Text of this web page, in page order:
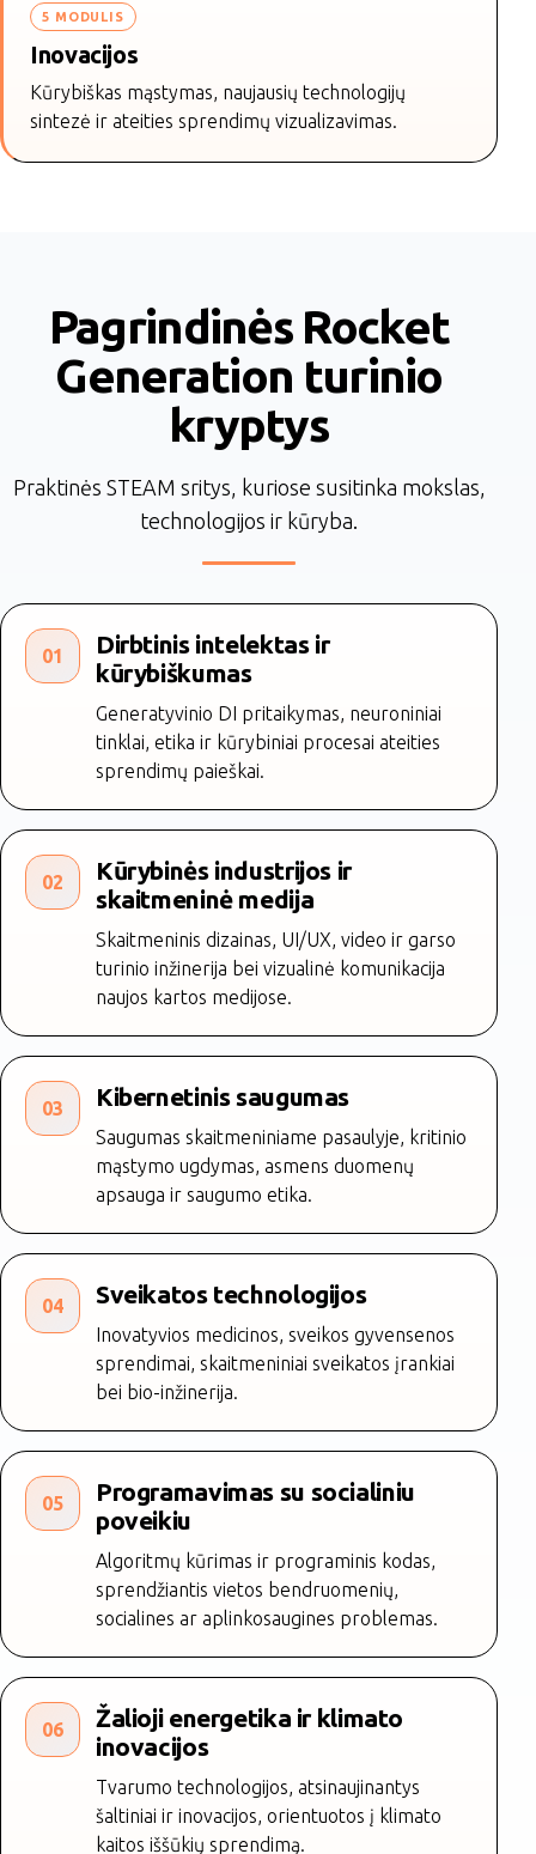
5 MODULIS
Inovacijos
Kūrybiškas mąstymas, naujausių technologijų
sintezė ir ateities sprendimų vizualizavimas.
Pagrindinės Rocket
Generation turinio
kryptys
Praktinės STEAM sritys, kuriose susitinka mokslas,
technologijos ir kūryba.
01
Dirbtinis intelektas ir
kūrybiškumas
Generatyvinio DI pritaikymas, neuroniniai
tinklai, etika ir kūrybiniai procesai ateities
sprendimų paieškai.
02
Kūrybinės industrijos ir
skaitmeninė medija
Skaitmeninis dizainas, UI/UX, video ir garso
turinio inžinerija bei vizualinė komunikacija
naujos kartos medijose.
03 Kibernetinis saugumas
Saugumas skaitmeniniame pasaulyje, kritinio
mąstymo ugdymas, asmens duomenų
apsauga ir saugumo etika.
04 Sveikatos technologijos
Inovatyvios medicinos, sveikos gyvensenos
sprendimai, skaitmeniniai sveikatos įrankiai
bei bio-inžinerija.
05
Programavimas su socialiniu
poveikiu
Algoritmų kūrimas ir programinis kodas,
sprendžiantis vietos bendruomenių,
socialines ar aplinkosaugines problemas.
06
Žalioji energetika ir klimato
inovacijos
Tvarumo technologijos, atsinaujinantys
šaltiniai ir inovacijos, orientuotos į klimato
kaitos iššūkių sprendimą.